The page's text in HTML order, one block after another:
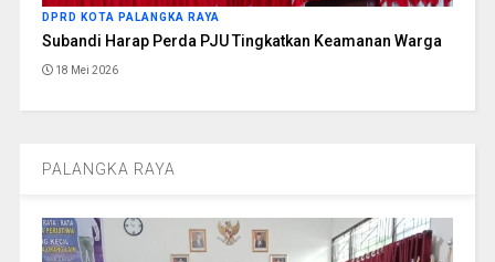
DPRD KOTA PALANGKA RAYA
Subandi Harap Perda PJU Tingkatkan Keamanan Warga
18 Mei 2026
PALANGKA RAYA